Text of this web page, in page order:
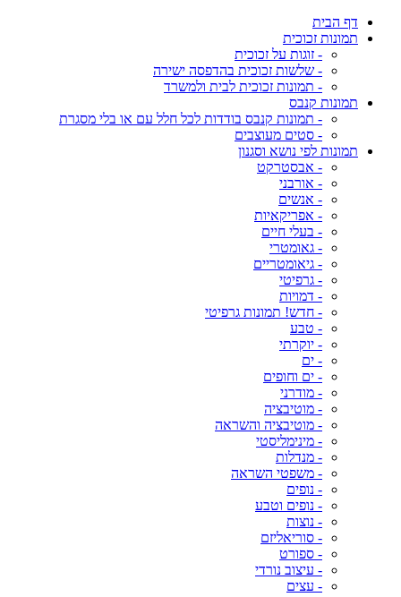
דף הבית
תמונות זכוכית
- זוגות על זכוכית
- שלשות זכוכית בהדפסה ישירה
- תמונות זכוכית לבית ולמשרד
תמונות קנבס
- תמונות קנבס בודדות לכל חלל עם או בלי מסגרת
- סטים מעוצבים
תמונות לפי נושא וסגנון
- אבסטרקט
- אורבני
- אנשים
- אפריקאיות
- בעלי חיים
- גאומטרי
- גיאומטריים
- גרפיטי
- דמויות
- חדש! תמונות גרפיטי
- טבע
- יוקרתי
- ים
- ים וחופים
- מודרני
- מוטיבציה
- מוטיבציה והשראה
- מינימליסטי
- מנדלות
- משפטי השראה
- נופים
- נופים וטבע
- נוצות
- סוריאליזם
- ספורט
- עיצוב נורדי
- עצים